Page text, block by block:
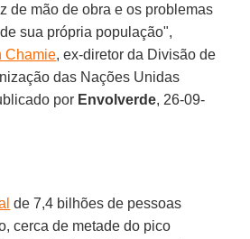
de mão de obra e os problemas
sua própria população",
Chamie, ex-diretor da Divisão de
das Nações Unidas
por Envolverde, 26-09-
de 7,4 bilhões de pessoas
cerca de metade do pico